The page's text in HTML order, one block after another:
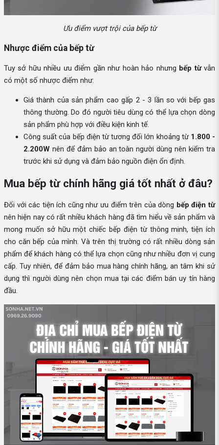
Ưu điểm vượt trội của bếp từ
Nhược điểm của bếp từ
Tuy sở hữu nhiều ưu điểm gần như hoàn hảo nhưng bếp từvẫn
có một số nhược điểm như:
Giá thành của sản phẩm cao gấp 2 - 3 lần so với bếp gas
thông thường. Do đó người tiêu dùng có thể lựa chọn dòng
sản phẩm phù hợp với điều kiện kinh tế.
Công suất của bếp điện từ tương đối lớn khoảng từ 1.800 -
2.200W nên để đảm bảo an toàn người dùng nên kiểm tra
trước khi sử dụng và đảm bảo nguồn điện ổn định.
Mua bếp từ chính hãng giá tốt nhất ở đâu?
Đối với các tiện ích cũng như ưu điểm trên của dòng bếp điện từ
nên hiện nay có rất nhiều khách hàng đã tìm hiểu về sản phẩm và
mong muốn sở hữu một chiếc bếp điện từ thông minh, tiện ích
cho căn bếp của mình. Và trên thị trường có rất nhiều dòng sản
phẩm để khách hàng có thể lựa chọn cũng như nhiều đơn vị cung
cấp. Tuy nhiên, để đảm bảo mua hàng chính hãng, an tâm khi sử
dụng thì người dùng nên chọn mua tại các điểm bán uy tín hàng
đầu.